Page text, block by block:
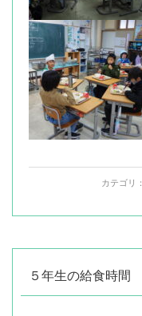
カテゴリ：
５年生の給食時間